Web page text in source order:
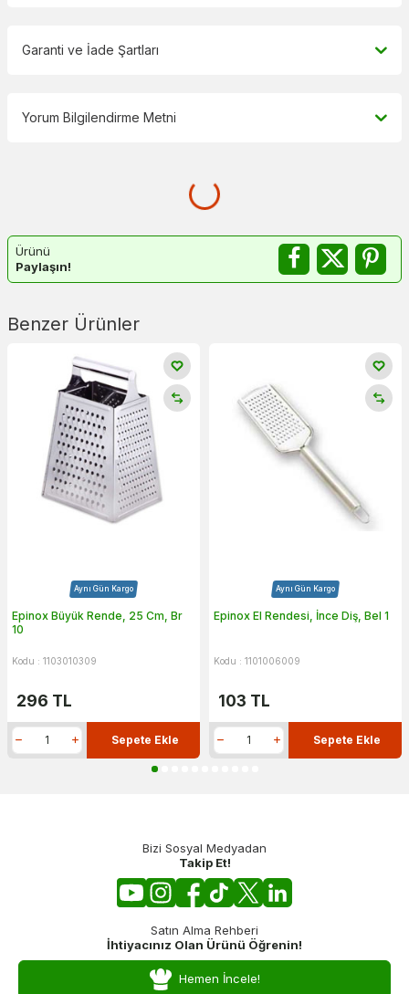
Garanti ve İade Şartları
Yorum Bilgilendirme Metni
Ürünü
Paylaşın!
Benzer Ürünler
Aynı Gün Kargo
Epinox Büyük Rende, 25 Cm, Br
10
Kodu : 1103010309
296 TL
Sepete Ekle
Aynı Gün Kargo
Epinox El Rendesi, İnce Diş, Bel 1
Kodu : 1101006009
103 TL
Sepete Ekle
Bizi Sosyal Medyadan
Takip Et!
Satın Alma Rehberi
İhtiyacınız Olan Ürünü Öğrenin!
Hemen İncele!